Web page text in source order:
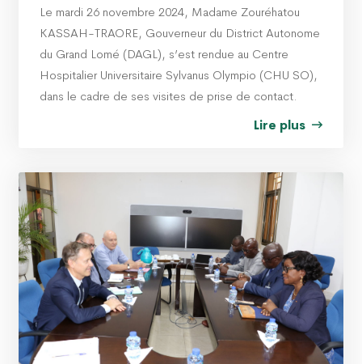
Le mardi 26 novembre 2024, Madame Zouréhatou
KASSAH-TRAORE, Gouverneur du District Autonome
du Grand Lomé (DAGL), s’est rendue au Centre
Hospitalier Universitaire Sylvanus Olympio (CHU SO),
dans le cadre de ses visites de prise de contact.
Lire plus